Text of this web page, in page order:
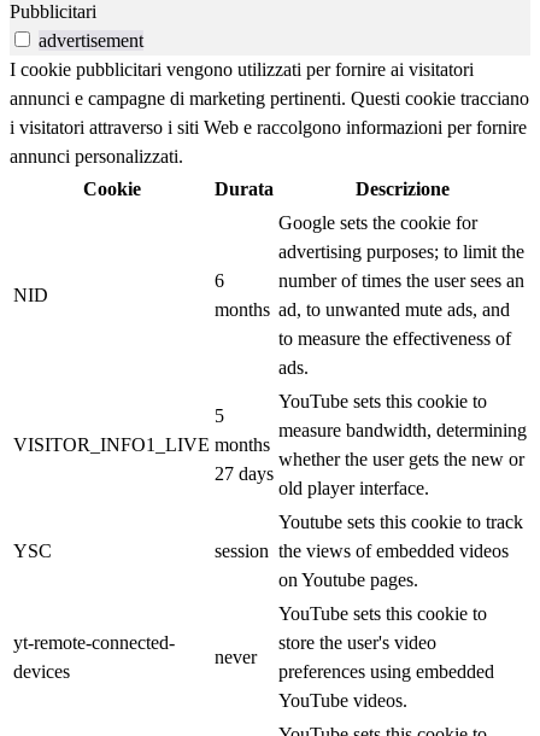
Pubblicitari
advertisement
I cookie pubblicitari vengono utilizzati per fornire ai visitatori
annunci e campagne di marketing pertinenti. Questi cookie tracciano
i visitatori attraverso i siti Web e raccolgono informazioni per fornire
annunci personalizzati.
Cookie
Durata Descrizione
NID
6
months
Google sets the cookie for
advertising purposes; to limit the
number of times the user sees an
ad, to unwanted mute ads, and
to measure the effectiveness of
ads.
VISITOR_INFO1_LIVE
5
months
27 days
YouTube sets this cookie to
measure bandwidth, determining
whether the user gets the new or
old player interface.
YSC session
Youtube sets this cookie to track
the views of embedded videos
on Youtube pages.
yt-remote-connected-
devices
never
YouTube sets this cookie to
store the user's video
preferences using embedded
YouTube videos.